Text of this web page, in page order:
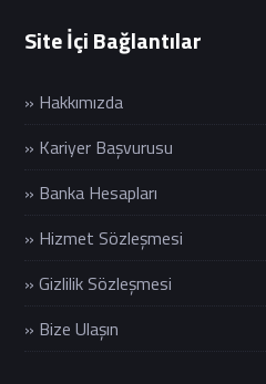
Site İçi Bağlantılar
» Hakkımızda
» Kariyer Başvurusu
» Banka Hesapları
» Hizmet Sözleşmesi
» Gizlilik Sözleşmesi
» Bize Ulaşın